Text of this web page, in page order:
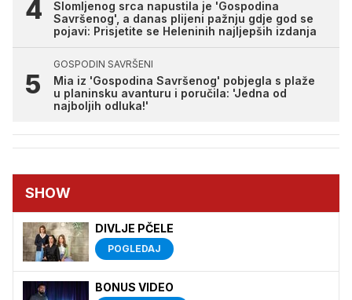
Slomljenog srca napustila je 'Gospodina
Savršenog', a danas plijeni pažnju gdje god se
pojavi: Prisjetite se Heleninih najljepših izdanja
GOSPODIN SAVRŠENI
Mia iz 'Gospodina Savršenog' pobjegla s plaže
u planinsku avanturu i poručila: 'Jedna od
najboljih odluka!'
SHOW
DIVLJE PČELE
POGLEDAJ
BONUS VIDEO